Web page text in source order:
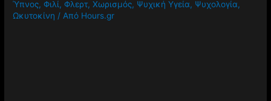
Ύπνος,Φιλί,Φλερτ,Χωρισμός, Ψυχική Υγεία, Ψυχολογία,
Ωκυτοκίνη / Από Hours.gr